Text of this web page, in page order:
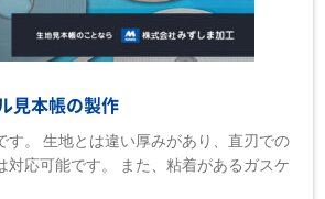
見本帳の製作
す。 生地とは違い厚みがあり、直刃での
対応可能です。 また、粘着があるガスケ